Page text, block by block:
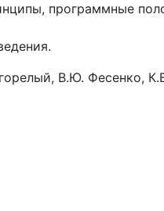
программные
В.Ю. Фесенко,